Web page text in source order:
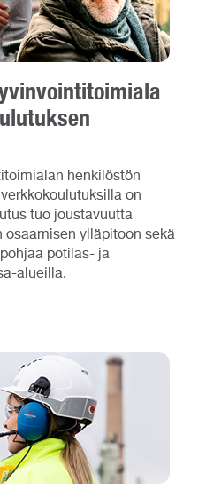
henkilöstön
on
tuo joustavuutta
ylläpitoon sekä
potilas- ja
alueilla.